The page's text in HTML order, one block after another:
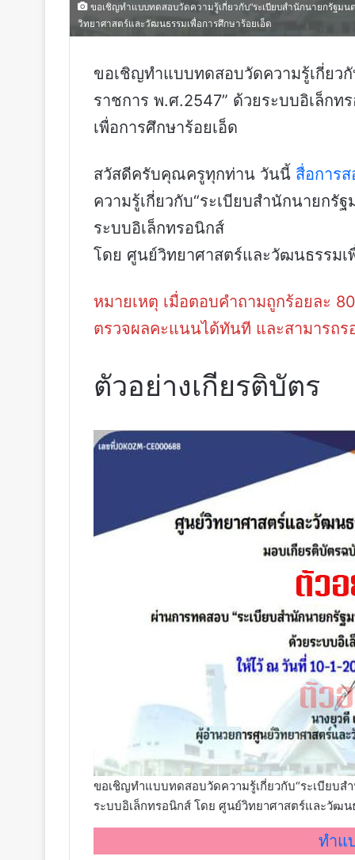
ขอเชิญทำแบบทดสอบวัดความรู้เกี่ยวกับ“ระเบียบสำนักนายกรัฐม
วิทยาศาสตร์และวัฒนธรรมเพื่อการศึกษาร้อยเอ็ด
ขอเชิญทำแบบทดสอบวัดความรู้เกี่ยว
ราชการ พ.ศ.2547” ด้วยระบบอิเล็ก
เพื่อการศึกษาร้อยเอ็ด
สวัสดีครับคุณครูทุกท่าน วันนี้ สื่อการ
ความรู้เกี่ยวกับ“ระเบียบสำนักนายกรั
ระบบอิเล็กทรอนิกส์
โดย ศูนย์วิทยาศาสตร์และวัฒนธรรมเ
หมายเหตุ เมื่อตอบคำถามถูกร้อยละ
ตรวจผลคะแนนได้ทันที และสามารถร
ตัวอย่างเกียรติบัตร
ขอเชิญทำแบบทดสอบวัดความรู้เกี่ยวกับ“ระเบียบส
ระบบอิเล็กทรอนิกส์ โดย ศูนย์วิทยาศาสตร์และวัฒน
ทำแ